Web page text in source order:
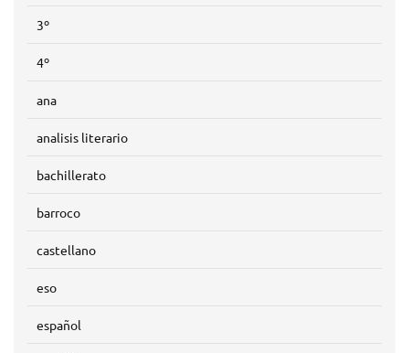
3º
4º
ana
analisis literario
bachillerato
barroco
castellano
eso
español